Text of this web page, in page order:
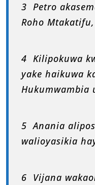
3 Petro
Roho
4 Kilipokuwa
yake haikuwa
Hukumwambia
5 Anania
walioyasikia
6 Vijana